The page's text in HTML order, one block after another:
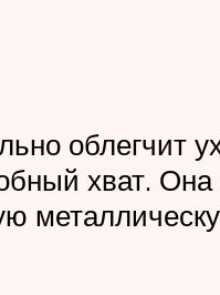
облегчит
хват.